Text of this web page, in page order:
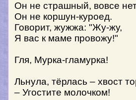
Он не страшный, вовсе
Он не коршун-куроед.
Говорит, жужжа: "Жу-жу,
Я вас к маме провожу!"
Гля, Мурка-гламурка!
Льнула, тёрлась – хвост
– Угостите молочком!